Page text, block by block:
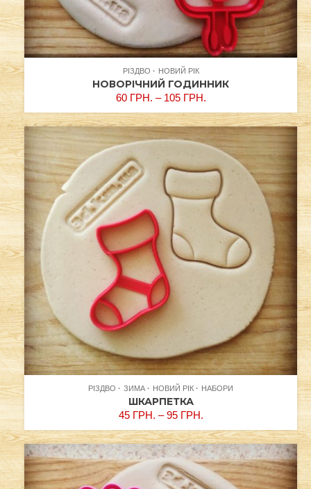
РІЗДВО НОВИЙ РІК
НОВОРІЧНИЙ ГОДИННИК
60 ГРН. – 105 ГРН.
РІЗДВО ЗИМА НОВИЙ РІК НАБОРИ
ШКАРПЕТКА
45 ГРН. –95 ГРН.